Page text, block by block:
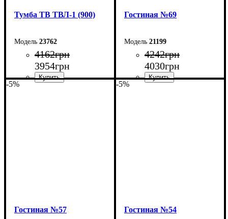
Тумба ТВ ТВЛ-1 (900)
23762
4162грн
3954грн
Гостиная №69
21199
4242грн
4030грн
-5%
Гостиная №57
-5%
Гостиная №54